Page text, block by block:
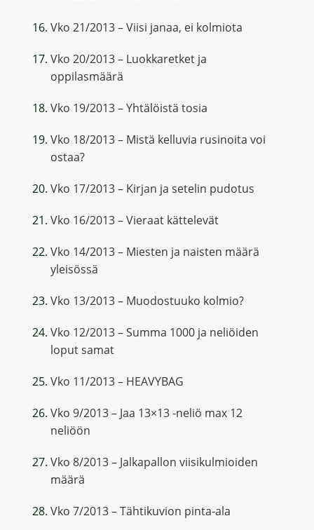
Vko 21/2013 – Viisi janaa, ei kolmiota
Vko 20/2013 – Luokkaretket ja
oppilasmäärä
Vko 19/2013 – Yhtälöistä tosia
Vko 18/2013 – Mistä kelluvia rusinoita voi
ostaa?
Vko 17/2013 – Kirjan ja setelin pudotus
Vko 16/2013 – Vieraat kättelevät
Vko 14/2013 – Miesten ja naisten määrä
yleisössä
Vko 13/2013 – Muodostuuko kolmio?
Vko 12/2013 – Summa 1000 ja neliöiden
loput samat
Vko 11/2013 – HEAVYBAG
Vko 9/2013 – Jaa 13×13 -neliö max 12
neliöön
Vko 8/2013 – Jalkapallon viisikulmioiden
määrä
Vko 7/2013 – Tähtikuvion pinta-ala